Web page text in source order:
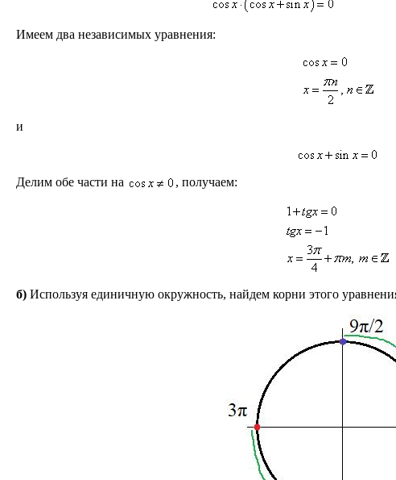
Имеем два независимых уравнения:
и
Делим обе части на , получаем:
б) Используя единичную окружность, найдем корни этого